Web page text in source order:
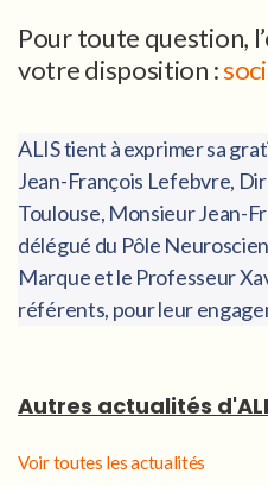
Pour toute question,
votre disposition :
ALIS tient à exprimer sa
Jean-François Lefebvre,
Toulouse, Monsieur Jean-
délégué du Pôle
Marque et le Professeur
référents, pour leur
Autres actualités
Voir toutes les actualités